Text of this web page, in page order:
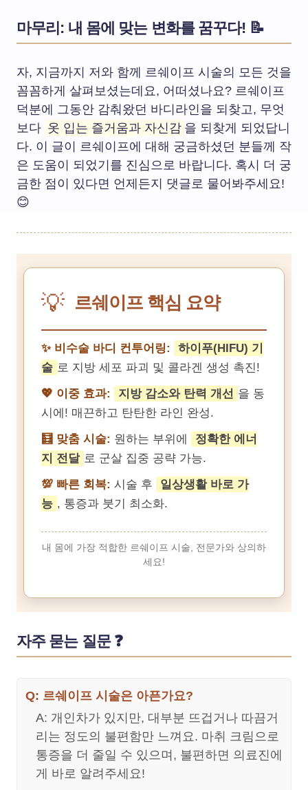
마무리: 내 몸에 맞는 변화를 꿈꾸다! 📝
자, 지금까지 저와 함께 르쉐이프 시술의 모든 것을
꼼꼼하게 살펴보셨는데요, 어떠셨나요? 르쉐이프
덕분에 그동안 감춰왔던 바디라인을 되찾고, 무엇
보다 옷 입는 즐거움과 자신감 을 되찾게 되었답니
다. 이 글이 르쉐이프에 대해 궁금하셨던 분들께 작
은 도움이 되었기를 진심으로 바랍니다. 혹시 더 궁
금한 점이 있다면 언제든지 댓글로 물어봐주세요!
😊
💡 르쉐이프 핵심 요약
✨ 비수술 바디 컨투어링:
하이푸(HIFU) 기
술 로 지방 세포 파괴 및 콜라겐 생성 촉진!
💖 이중 효과:
지방 감소와 탄력 개선 을 동
시에! 매끈하고 탄탄한 라인 완성.
🧮 맞춤 시술: 원하는 부위에
정확한 에너
지 전달 로 군살 집중 공략 가능.
💯 빠른 회복: 시술 후
일상생활 바로 가
능 , 통증과 붓기 최소화.
내 몸에 가장 적합한 르쉐이프 시술, 전문가와 상의하
세요!
자주 묻는 질문 ❓
Q: 르쉐이프 시술은 아픈가요?
A: 개인차가 있지만, 대부분 뜨겁거나 따끔거
리는 정도의 불편함만 느껴요. 마취 크림으로
통증을 더 줄일 수 있으며, 불편하면 의료진에
게 바로 알려주세요!